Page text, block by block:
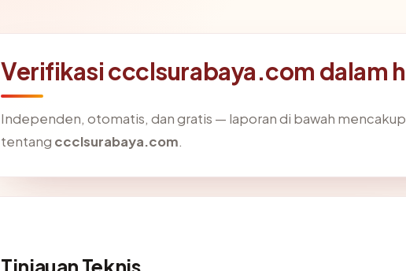
Verifikasi ccclsurabaya.com dalam
Independen, otomatis, dan gratis — laporan di bawah
tentang ccclsurabaya.com.
Tinjauan Teknis